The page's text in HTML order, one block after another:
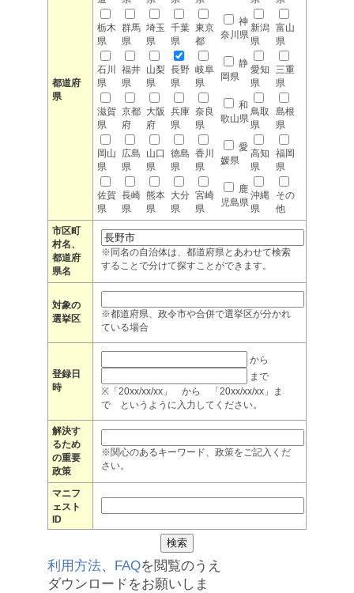
都道府
県
栃木
県
群馬
県
埼玉
県
千葉
県
東京
都
神
奈川県
新潟
県
富山
県
石川
県
福井
県
山梨
県
長野
県
岐阜
県
静
岡県
愛知
県
三重
県
滋賀
県
京都
府
大阪
府
兵庫
県
奈良
県
和
歌山県
鳥取
県
島根
県
岡山
県
広島
県
山口
県
徳島
県
香川
県
愛
媛県
高知
県
福岡
県
佐賀
県
長崎
県
熊本
県
大分
県
宮崎
県
鹿
児島県
沖縄
県
その
他
市区町
村名、
都道府
県名
※同名の自治体は、都道府県とあわせて検索
することで分けて探すことができます。
対象の
選挙区
※都道府県、政令市や合併で選挙区が分かれ
ている場合
登録日
時
から
まで
※「20xx/xx/xx」 から 「20xx/xx/xx」ま
で というように入力してください。
解決す
るため
の重要
政策
※関心のあるキーワード、政策をご記入くだ
さい。
マニフ
ェスト
ID
利用方法、 FAQを閲覧のうえ
ダウンロードをお願いしま